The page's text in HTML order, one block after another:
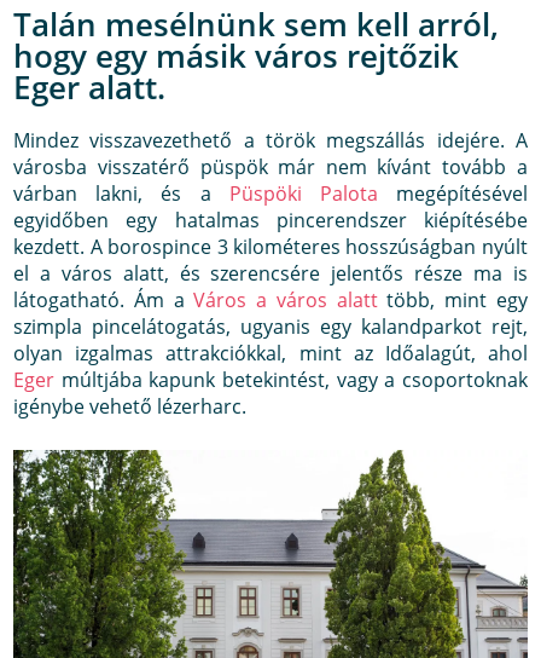
Talán mesélnünk sem kell arról,
hogy egy másik város rejtőzik
Eger alatt.
Mindez visszavezethető a török megszállás idejére. A
városba visszatérő püspök már nem kívánt tovább a
várban lakni, és a Püspöki Palota megépítésével
egyidőben egy hatalmas pincerendszer kiépítésébe
kezdett. A borospince 3 kilométeres hosszúságban nyúlt
el a város alatt, és szerencsére jelentős része ma is
látogatható. Ám aVáros a város alatttöbb, mint egy
szimpla pincelátogatás, ugyanis egy kalandparkot rejt,
olyan izgalmas attrakciókkal, mint az Időalagút, ahol
Eger múltjába kapunk betekintést, vagy a csoportoknak
igénybe vehető lézerharc.